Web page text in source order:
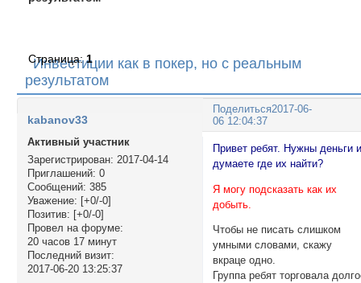
Инвестиции как в покер, но с реальным
результатом
Страница:1
Поделиться2017-06-
06 12:04:37
kabanov33
Активный участник
Зарегистрирован: 2017-04-14
Приглашений: 0
Сообщений: 385
Уважение: [+0/-0]
Позитив: [+0/-0]
Провел на форуме:
20 часов 17 минут
Последний визит:
2017-06-20 13:25:37
Привет ребят. Нужны деньги
думаете где их найти?
Я могу подсказать как их
добыть.
Чтобы не писать слишком
умными словами, скажу
вкраце одно.
Группа ребят торговала